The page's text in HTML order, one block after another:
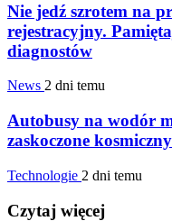
Nie jedź szrotem na
rejestracyjny.
diagnostów
News 2 dni temu
Autobusy na wodór
zaskoczone
Technologie 2 dni temu
Czytaj więcej